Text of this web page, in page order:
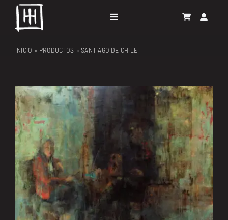
content
Toggle
RESIDENCIAS
EL ARTISTA
CONTACTO
INICIO » PRODUCTOS »SANTIAGO DE CHILE